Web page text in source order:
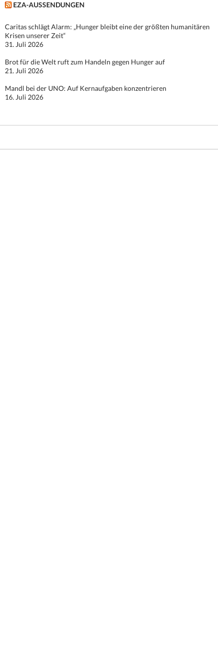
EZA-AUSSENDUNGEN
Caritas schlägt Alarm: „Hunger bleibt eine der größten humanitären
Krisen unserer Zeit“
31. Juli 2026
Brot für die Welt ruft zum Handeln gegen Hunger auf
21. Juli 2026
Mandl bei der UNO: Auf Kernaufgaben konzentrieren
16. Juli 2026